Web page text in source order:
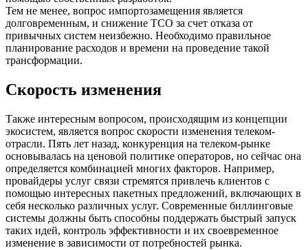
Тем не менее, вопрос импортозамещения является
долговременным, и снижение TCO за счет отказа от
привычных систем неизбежно. Необходимо правильное
планирование расходов и времени на проведение такой
трансформации.
Скорость изменения
Также интересным вопросом, происходящим из концепции
экосистем, является вопрос скорости изменения телеком-
отрасли. Пять лет назад, конкуренция на телеком-рынке
основывалась на ценовой политике операторов, но сейчас она
определяется комбинацией многих факторов. Например,
провайдеры услуг связи стремятся привлечь клиентов с
помощью интересных пакетных предложений, включающих в
себя несколько различных услуг. Современные биллинговые
системы должны быть способны поддержать быстрый запуск
таких идей, контроль эффективности и их своевременное
изменение в зависимости от потребностей рынка.